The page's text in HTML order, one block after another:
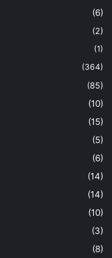
(6)
(2)
(1)
(364)
(85)
(10)
(15)
(5)
(6)
(14)
(14)
(10)
(3)
(8)